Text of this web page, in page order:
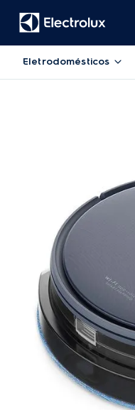
Eletrodomésticos